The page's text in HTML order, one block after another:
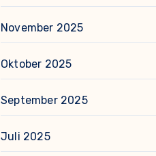
November 2025
Oktober 2025
September 2025
Juli 2025